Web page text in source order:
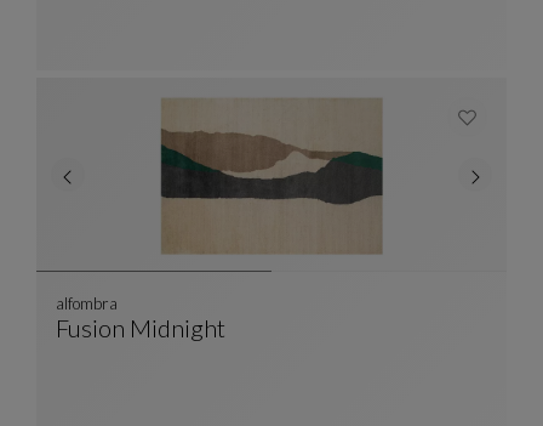
Fusion Midnight
alfombra